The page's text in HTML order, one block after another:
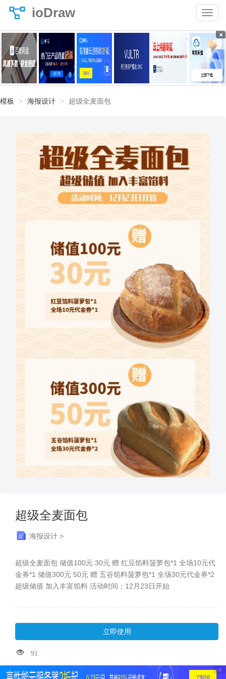
ioDraw
×
模板 海报设计 超级全麦面包
超级全麦面包
海报设计 >
超级全麦面包 储值100元 30元 赠 红豆馅料菠萝包*1 全场10元代
金券*1 储值300元 50元 赠 五谷馅料菠萝包*1 全场30元代金券*2
超级储值 加入丰富馅料 活动时间：12月23日开始
立即使用
91
×